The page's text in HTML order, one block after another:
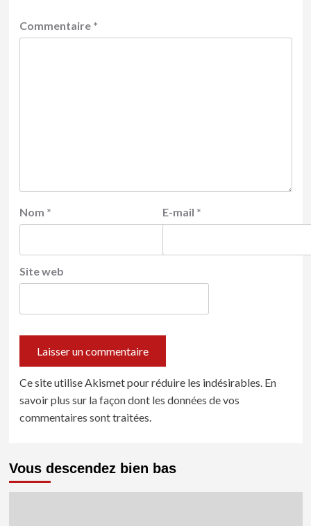
Commentaire *
Nom * E-mail *
Site web
Ce site utilise Akismet pour réduire les indésirables. En
savoir plus sur la façon dont les données de vos
commentaires sont traitées.
Vous descendez bien bas